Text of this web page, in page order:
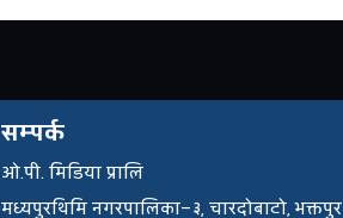
सम्पर्क
ओ.पी. मिडिया प्रालि
मध्यपुरथिमि नगरपालिका–३, चारदोबाटो, भक्तपुर